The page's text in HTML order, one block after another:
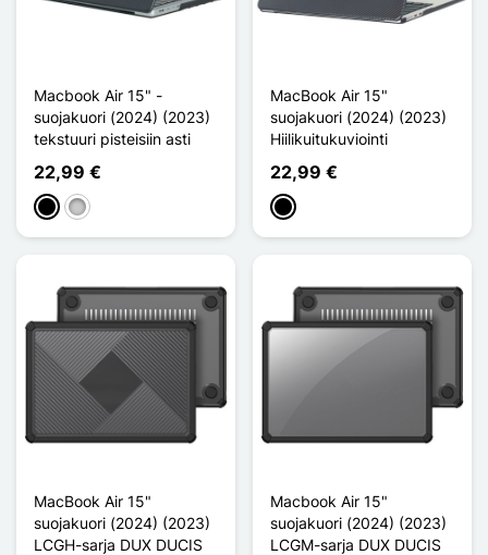
Macbook Air 15" -
suojakuori (2024) (2023)
tekstuuri pisteisiin asti
22,99 €
MustaTransparent
MacBook Air 15"
suojakuori (2024) (2023)
Hiilikuitukuviointi
22,99 €
Musta
MacBook Air 15"
suojakuori (2024) (2023)
LCGH-sarja DUX DUCIS
Macbook Air 15"
suojakuori (2024) (2023)
LCGM-sarja DUX DUCIS